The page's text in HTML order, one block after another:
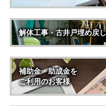
解体工事・古井戸埋め戻
補助金・助成金を
ご利用のお客様